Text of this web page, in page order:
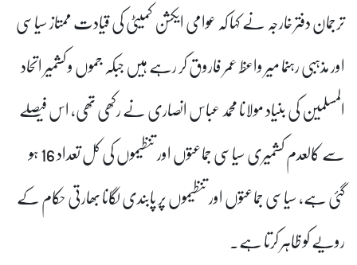
ترجمان دفتر خارجہ نے کہا کہ عوامی ایکشن کمیٹی کی قیادت ممتاز سیاسی
اور مذہبی رہنما میر واعظ عمر فاروق کر رہے ہیں جبکہ جموں و کشمیر اتحاد
المسلمین کی بنیاد مولانا محمد عباس انصاری نے رکھی تھی، اس فیصلے
سے کالعدم کشمیری سیاسی جماعتوں اور تنظیموں کی کل تعداد 16 ہو
گئی ہے، سیاسی جماعتوں اور تنظیموں پر پابندی لگانا بھارتی حکام کے
رویے کو ظاہر کرتا ہے۔